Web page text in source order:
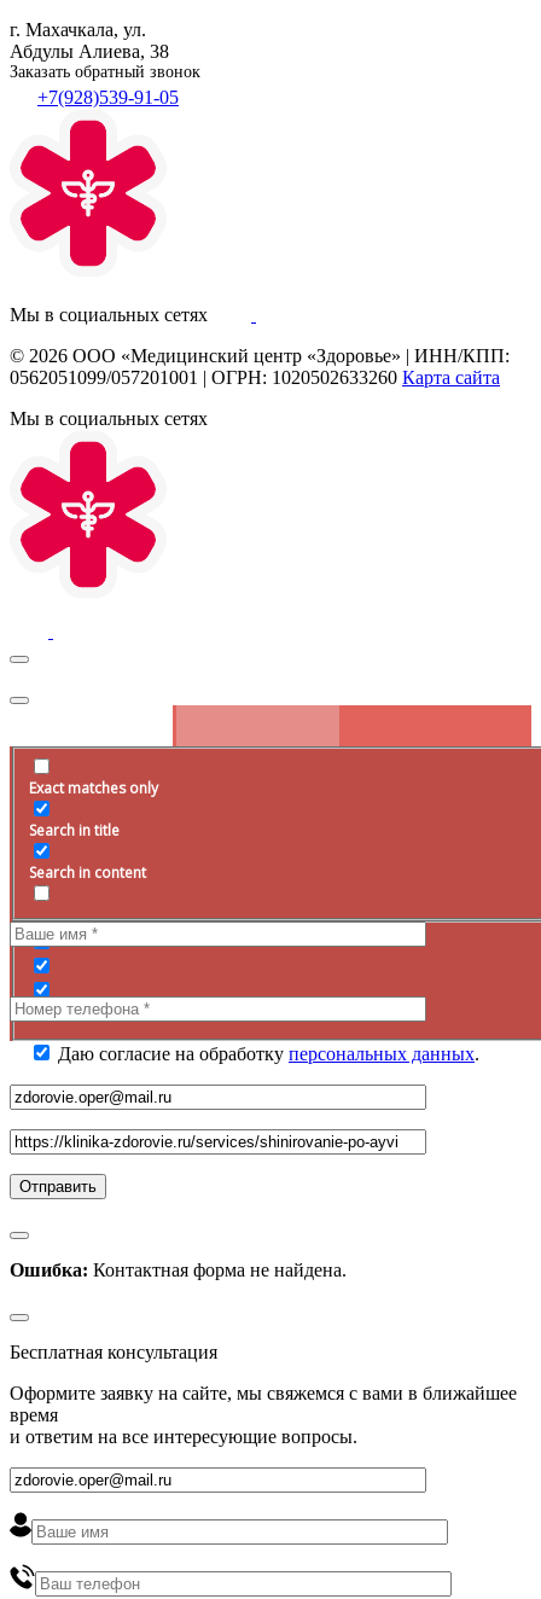
г. Махачкала, ул.
Абдулы Алиева, 38
Заказать обратный звонок
+7(928)539-91-05
Мы в социальных сетях
© 2026 ООО «Медицинский центр «Здоровье» | ИНН/КПП:
0562051099/057201001 | ОГРН: 1020502633260 Карта сайта
Мы в социальных сетях
Exact matches only
Search in title
Search in content
Запись на прием
Оставьте заявку на сайте, наш специалист свяжется с вами в
ближайшее
Даю согласие на обработку персональных данных.
Ошибка: Контактная форма не найдена.
Бесплатная консультация
Оформите заявку на сайте, мы свяжемся с вами в ближайшее
время
и ответим на все интересующие вопросы.